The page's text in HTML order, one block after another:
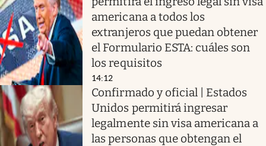
americana a todos los
extranjeros que puedan obtener
el Formulario ESTA: cuáles son
los requisitos
14:12
Confirmado y oficial | Estados
Unidos permitirá ingresar
legalmente sin visa americana a
las personas que obtengan el